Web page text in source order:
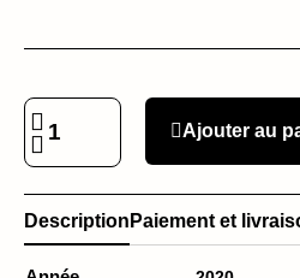
Ajouter au
Description Paiement et